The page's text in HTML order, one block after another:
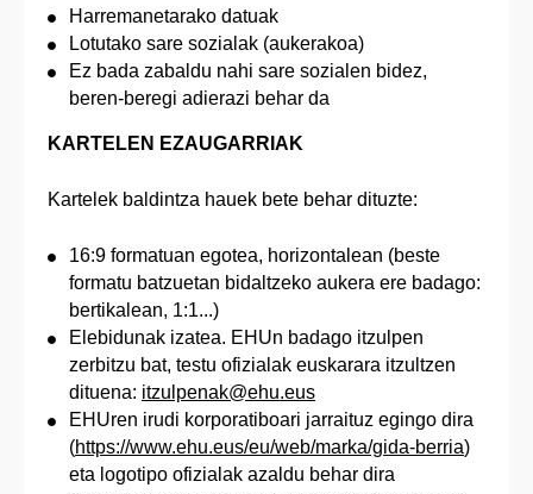
Harremanetarako datuak
Lotutako sare sozialak (aukerakoa)
Ez bada zabaldu nahi sare sozialen bidez,
beren‑beregi adierazi behar da
KARTELEN EZAUGARRIAK
Kartelek baldintza hauek bete behar dituzte:
16:9 formatuan egotea, horizontalean (beste
formatu batzuetan bidaltzeko aukera ere badago:
bertikalean, 1:1...)
Elebidunak izatea. EHUn badago itzulpen
zerbitzu bat, testu ofizialak euskarara itzultzen
dituena: itzulpenak@ehu.eus
EHUren irudi korporatiboari jarraituz egingo dira
(https://www.ehu.eus/eu/web/marka/gida-berria)
eta logotipo ofizialak azaldu behar dira